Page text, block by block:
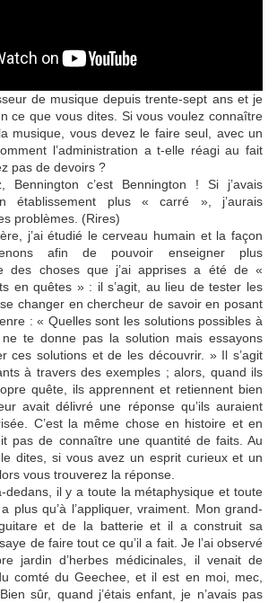
de musique depuis trente-sept ans et je
ce que vous dites. Si vous voulez connaître
musique, vous devez le faire seul, avec un
l’administration a t-elle réagi au fait
pas de devoirs ?
Bennington c’est Bennington ! Si j’avais
établissement plus « carré », j’aurais
problèmes. (Rires)
j’ai étudié le cerveau humain et la façon
afin de pouvoir enseigner plus
des choses que j’ai apprises a été de «
en quêtes » : il s’agit, au lieu de tester les
changer en chercheur de savoir en posant
: « Quelles sont les solutions possibles à
te donne pas la solution mais essayons
ces solutions et de les découvrir. » Il s’agit
à travers des exemples ; alors, quand ils
quête, ils apprennent et retiennent bien
avait délivré une réponse qu’ils auraient
C’est la même chose en histoire et en
pas de connaître une quantité de faits. Au
dites, si vous avez un esprit curieux et un
vous trouverez la réponse.
dedans, il y a toute la métaphysique et toute
plus qu’à l’appliquer, vraiment. Mon grand-
et de la batterie et il a construit sa
de faire tout ce qu’il a fait. Je l’ai observé
jardin d’herbes médicinales, il venait de
comté du Geechee, et il est en moi, mec,
sûr, quand j’étais enfant, je n’avais pas